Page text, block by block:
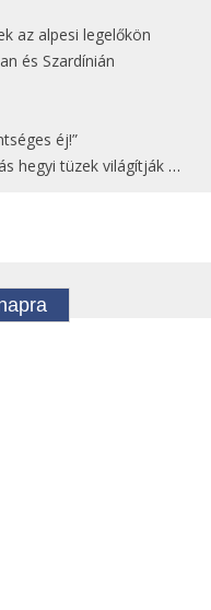
az alpesi legelőkön
és Szardínián
éj!”
világítják meg Zugspitzét